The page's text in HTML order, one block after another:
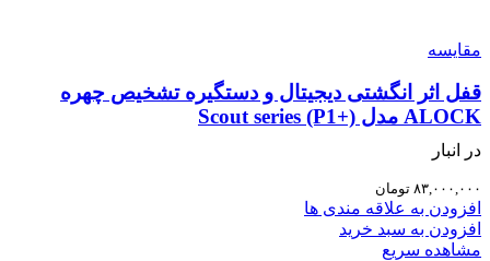
مقایسه
قفل اثر انگشتی دیجیتال و دستگیره تشخیص چهره
ALOCK مدل Scout series (P1+)
در انبار
۸۳,۰۰۰,۰۰۰ تومان
افزودن به علاقه مندی ها
افزودن به سبد خرید
مشاهده سریع